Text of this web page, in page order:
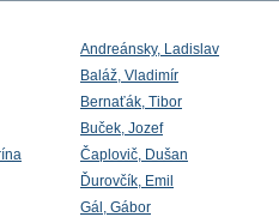
Andreánsky, Ladislav
Baláž, Vladimír
Bernaťák, Tibor
Buček, Jozef
Čaplovič, Dušan
Ďurovčík, Emil
Gál, Gábor